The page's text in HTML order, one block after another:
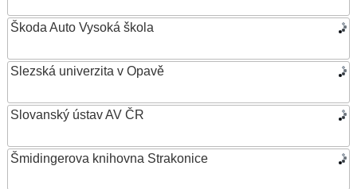
Škoda Auto Vysoká škola
Slezská univerzita v Opavě
Slovanský ústav AV ČR
Šmidingerova knihovna Strakonice